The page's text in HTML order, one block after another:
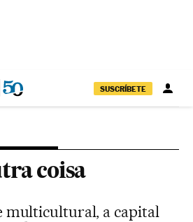
SUSCRÍBETE
coisa
multicultural, a capital